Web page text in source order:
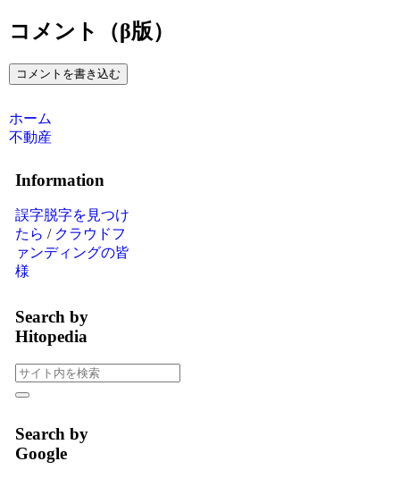
コメント（β版）
コメントを書き込む
ホーム
不動産
Information
誤字脱字を見つけ
たら / クラウドフ
ァンディングの皆
様
Search by
Hitopedia
Search by
Google